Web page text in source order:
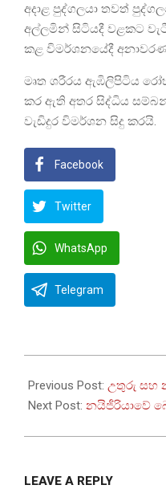
අදාළ පුද්ගලයා තවත්
අල්ලමින් සිටියදී වළකට
කළ විමර්ශනයේදී
මෘත ශරීරය ඇඹිලිපිටිය
කර ඇති අතර සිද්ධිය
වැඩිදුර විමර්ශන සිදු කරයි.
Facebook
Twitter
WhatsApp
Telegram
08-
18
Previous Post: උතුරු සහ
Next Post: නයිජීරියාවේ
LEAVE A REPLY